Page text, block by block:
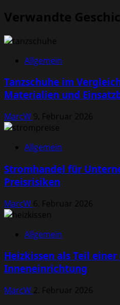
Verwandte
Allgemein
Tanzschuhe im
Materialien und
MarcW 9. Februar 2026
Allgemein
Stromhandel für
Preisrisiken
MarcW 6. Februar 2026
Allgemein
Heizkissen als Teil
Inneneinrichtung
MarcW 2. Februar 2026